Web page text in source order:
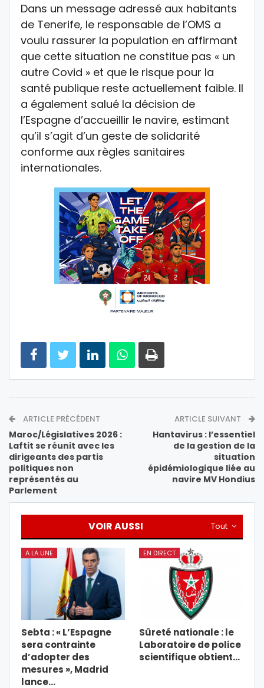
Dans un message adressé aux habitants
de Tenerife, le responsable de l’OMS a
voulu rassurer la population en affirmant
que cette situation ne constitue pas « un
autre Covid » et que le risque pour la
santé publique reste actuellement faible. Il
a également salué la décision de
l’Espagne d’accueillir le navire, estimant
qu’il s’agit d’un geste de solidarité
conforme aux règles sanitaires
internationales.
ARTICLE PRÉCÉDENT
Maroc/Législatives 2026 :
Laftit se réunit avec les
dirigeants des partis
politiques non
représentés au
Parlement
ARTICLE SUIVANT
Hantavirus : l’essentiel
de la gestion de la
situation
épidémiologique liée au
navire MV Hondius
Tout
VOIR AUSSI
A LA UNE
Sebta : « L’Espagne
sera contrainte
d’adopter des
mesures », Madrid
lance…
EN DIRECT
Sûreté nationale : le
Laboratoire de police
scientifique obtient…